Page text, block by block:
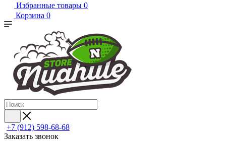
Избранные товары 0
Корзина 0
+7 (912) 598-68-68
Заказать звонок